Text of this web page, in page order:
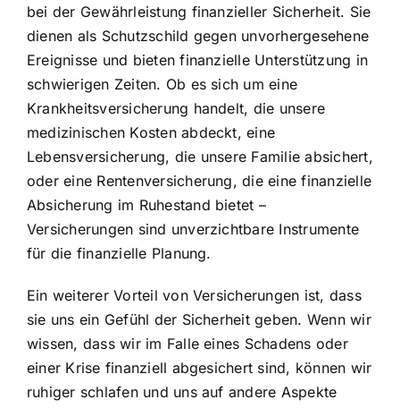
bei der Gewährleistung finanzieller Sicherheit. Sie
dienen als Schutzschild gegen unvorhergesehene
Ereignisse und bieten finanzielle Unterstützung in
schwierigen Zeiten. Ob es sich um eine
Krankheitsversicherung handelt, die unsere
medizinischen Kosten abdeckt, eine
Lebensversicherung, die unsere Familie absichert,
oder eine Rentenversicherung, die eine finanzielle
Absicherung im Ruhestand bietet –
Versicherungen sind unverzichtbare Instrumente
für die finanzielle Planung.
Ein weiterer Vorteil von Versicherungen ist, dass
sie uns ein Gefühl der Sicherheit geben. Wenn wir
wissen, dass wir im Falle eines Schadens oder
einer Krise finanziell abgesichert sind, können wir
ruhiger schlafen und uns auf andere Aspekte